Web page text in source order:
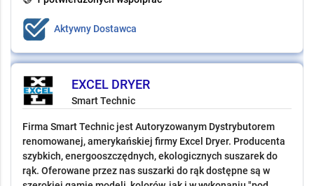
Aktywny Dostawca
EXCEL DRYER
Smart Technic
Firma Smart Technic jest Autoryzowanym Dystrybutorem
renomowanej, amerykańskiej firmy Excel Dryer. Producenta
szybkich, energooszczędnych, ekologicznych suszarek do
rąk. Oferowane przez nas suszarki do rąk dostępne są w